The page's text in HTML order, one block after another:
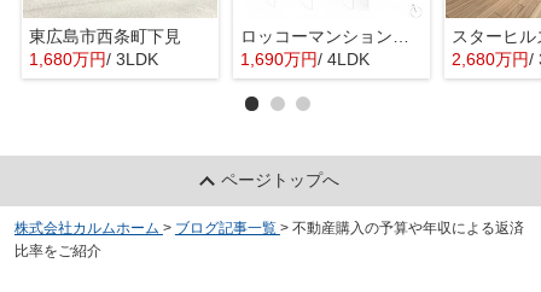
東広島市西条町下見
1,680万円/ 3LDK
1,690万円/ 4LDK
スターヒ
2,680万円/
ページトップへ
株式会社カルムホーム > ブログ記事一覧 > 不動産購入の予算や年収による返済
比率をご紹介